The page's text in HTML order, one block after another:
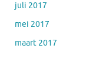
juli 2017
mei 2017
maart 2017